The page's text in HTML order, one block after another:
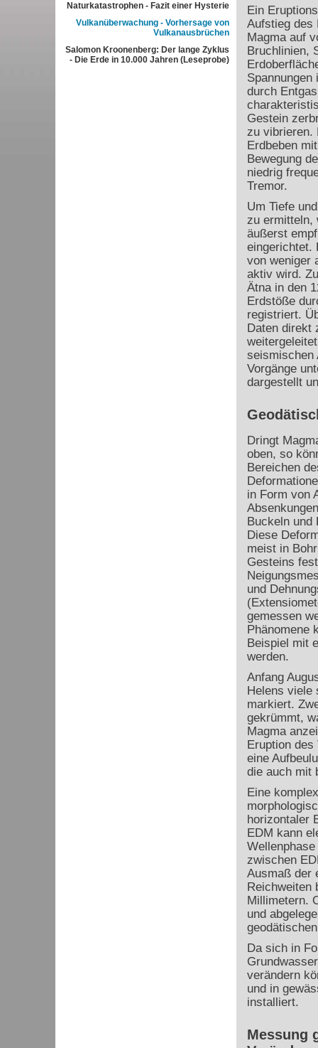
Naturkatastrophen - Fazit einer Hysterie
Vulkanüberwachung - Vorhersage von
Vulkanausbrüchen
Salomon Kroonenberg: Der lange Zyklus
- Die Erde in 10.000 Jahren (Leseprobe)
Ein
Aufstieg des
Magma auf
Bruchlinien,
Spannungen
durch
Gestein
zu vibrieren.
Erdbeben
Bewegung
niedrig
Tremor.
Um Tiefe
zu ermitteln,
äußerst
eingerichtet.
von weniger
aktiv wird.
Ätna in den
Erdstöße
registriert.
Daten direkt
seismischen
Vorgänge
dargestellt
Dringt
oben, so
Bereichen
in Form von
Buckeln und
Diese
meist in
Gesteins
und
gemessen
Phänomene
Beispiel mit
werden.
Anfang
Helens viele
markiert.
gekrümmt,
Magma
Eruption
eine
die auch mit
Eine
horizontaler
EDM kann
zwischen
Ausmaß der
Reichweiten
Millimetern.
und
Da sich in
verändern
und in
installiert.
Messung